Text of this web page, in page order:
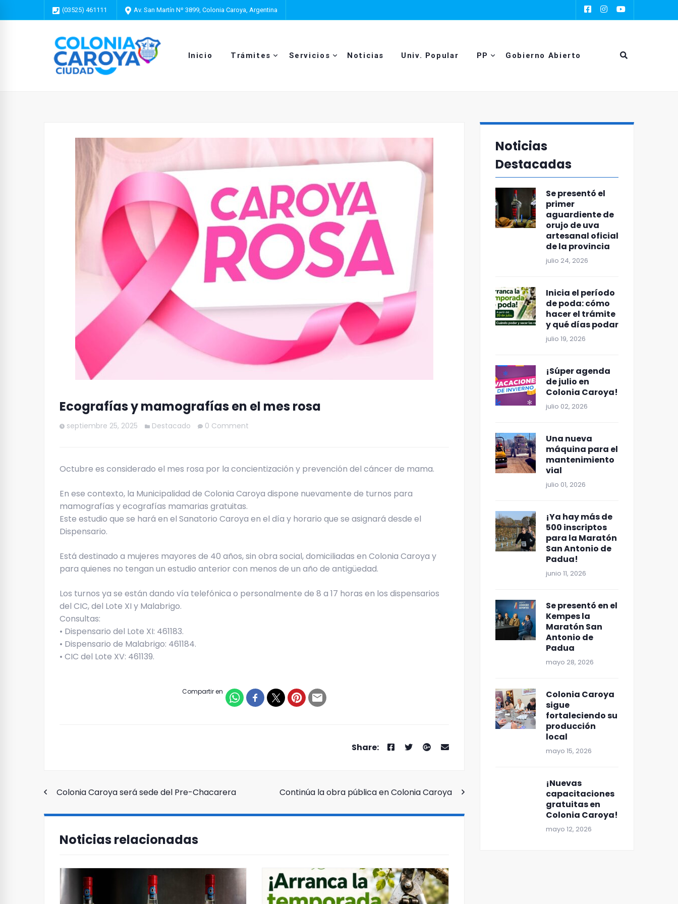
(03525) 461111 Av. San Martín Nº 3899, Colonia Caroya, Argentina
Inicio Trámites Servicios Noticias Univ. Popular PP Gobierno Abierto
Ecografías y mamografías en el mes rosa
septiembre 25, 2025 Destacado 0 Comment
Octubre es considerado el mes rosa por la concientización y prevención del cáncer de mama.
En ese contexto, la Municipalidad de Colonia Caroya dispone nuevamente de turnos para
mamografías y ecografías mamarias gratuitas.
Este estudio que se hará en el Sanatorio Caroya en el día y horario que se asignará desde el
Dispensario.
Está destinado a mujeres mayores de 40 años, sin obra social, domiciliadas en Colonia Caroya y
para quienes no tengan un estudio anterior con menos de un año de antigüedad.
Los turnos ya se están dando vía telefónica o personalmente de 8 a 17 horas en los dispensarios
del CIC, del Lote XI y Malabrigo.
Consultas:
• Dispensario del Lote XI: 461183.
• Dispensario de Malabrigo: 461184.
• CIC del Lote XV: 461139.
Compartir en
Navegación
de
entradas
Colonia Caroya será sede del Pre-Chacarera Continúa la obra pública en Colonia Caroya
Noticias relacionadas
Noticias
Destacadas
Se presentó el
primer
aguardiente de
orujo de uva
artesanal oficial
de la provincia
julio 24, 2026
Inicia el período
de poda: cómo
hacer el trámite
y qué días podar
julio 19, 2026
¡Súper agenda
de julio en
Colonia Caroya!
julio 02, 2026
Una nueva
máquina para el
mantenimiento
vial
julio 01, 2026
¡Ya hay más de
500 inscriptos
para la Maratón
San Antonio de
Padua!
junio 11, 2026
Se presentó en el
Kempes la
Maratón San
Antonio de
Padua
mayo 28, 2026
Colonia Caroya
sigue
fortaleciendo su
producción
local
mayo 15, 2026
¡Nuevas
capacitaciones
gratuitas en
Colonia Caroya!
mayo 12, 2026